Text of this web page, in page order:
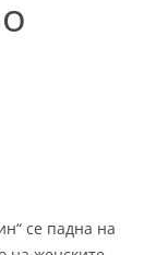
се падна на